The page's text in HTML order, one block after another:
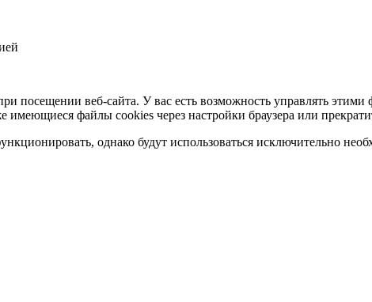
посещении веб-сайта. У вас есть возможность управлять
имеющиеся файлы cookies через настройки браузера или
однако будут использоваться исключительно